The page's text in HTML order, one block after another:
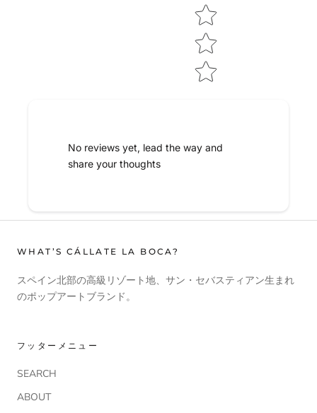
No reviews yet, lead the way and
share your thoughts
WHAT’S CÁLLATE LA BOCA?
スペイン北部の高級リゾート地、サン・セバスティアン生まれ
のポップアートブランド。
フッターメニュー
SEARCH
ABOUT